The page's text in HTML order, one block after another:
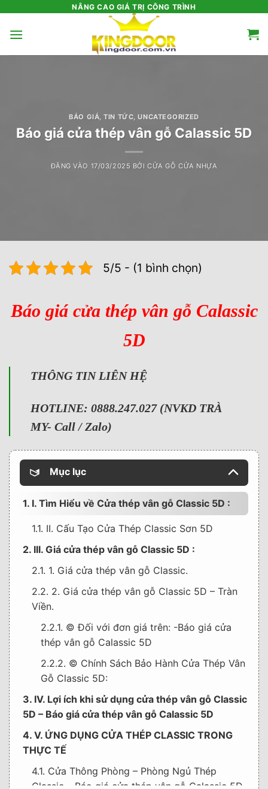
nội
NÂNG CAO GIÁ TRỊ CÔNG TRÌNH
BÁO GIÁ,TIN TỨC,UNCATEGORIZED
Báo giá cửa thép vân gỗ Calassic 5D
ĐĂNG VÀO 17/03/2025 BỞICỬA GỖ CỬA NHỰA
5/5 - (1 bình chọn)
Báo giá cửa thép vân gỗ Calassic
5D
THÔNG TIN LIÊN HỆ
HOTLINE: 0888.247.027 (NVKD TRÀ
MY- Call / Zalo)
Mục lục
1. I. Tìm Hiểu về Cửa thép vân gỗ Classic 5D :
1.1. II. Cấu Tạo Cửa Thép Classic Sơn 5D
2. III. Giá cửa thép vân gỗ Classic 5D :
2.1. 1. Giá cửa thép vân gỗ Classic.
2.2. 2. Giá cửa thép vân gỗ Classic 5D – Tràn
Viền.
2.2.1. © Đối với đơn giá trên: -Báo giá cửa
thép vân gỗ Calassic 5D
2.2.2. © Chính Sách Bảo Hành Cửa Thép Vân
Gỗ Classic 5D:
3. IV. Lợi ích khi sử dụng cửa thép vân gỗ Classic
5D – Báo giá cửa thép vân gỗ Calassic 5D
4. V. ỨNG DỤNG CỬA THÉP CLASSIC TRONG
THỰC TẾ
4.1. Cửa Thông Phòng – Phòng Ngủ Thép
Classic – Báo giá cửa thép vân gỗ Calassic 5D